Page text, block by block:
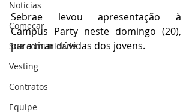
Notícias
Começar
Sua comunidade
Vesting
Contratos
Equipe
Sebrae levou apresentação à
Campus Party neste domingo (20),
para tirar dúvidas dos jovens.